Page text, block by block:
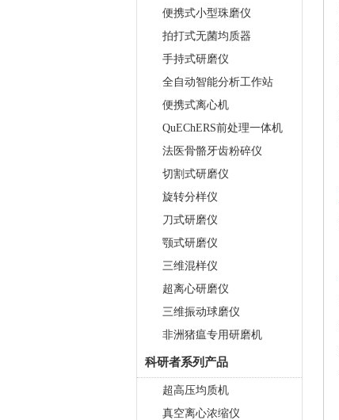
便携式小型珠磨仪
拍打式无菌均质器
手持式研磨仪
全自动智能分析工作站
便携式离心机
QuEChERS前处理一体机
法医骨骼牙齿粉碎仪
切割式研磨仪
旋转分样仪
刀式研磨仪
颚式研磨仪
三维混样仪
超离心研磨仪
三维振动球磨仪
非洲猪瘟专用研磨机
科研者系列产品
超高压均质机
真空离心浓缩仪